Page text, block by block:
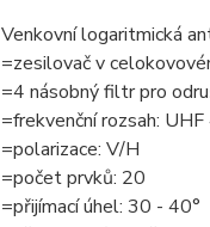
Venkovní logaritmická
=zesilovač v
=4 násobný filtr pro
=frekvenční rozsah:
=polarizace: V/H
=počet prvků: 20
=přijímací úhel: 30 - 40°